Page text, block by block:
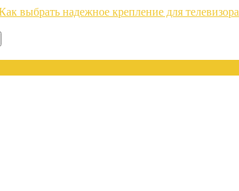
выбрать надежное крепление для телевизора